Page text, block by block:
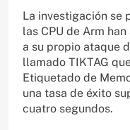
La investigación se
las CPU de Arm
a su propio ataque
llamado TIKTAG
Etiquetado de
una tasa de éxito
cuatro segundos.